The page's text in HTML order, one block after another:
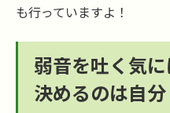
も行っていますよ！
弱音を吐く気
決めるのは自分